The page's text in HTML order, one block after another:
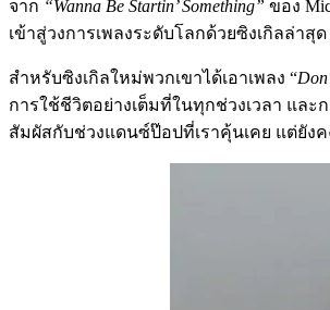
จาก “Wanna Be Startin’ Something” ของ
เข้าสู่วงการเพลงระดับโลกด้วยซิงเกิลล่าสุด
สำหรับซิงเกิลใหม่พวกเขาได้เอาเพลง “
การใช้ชีวิตอย่างเต็มที่ในทุกช่วงเวลา แล
สัมผัสกับช่วงแดนซ์ป๊อปที่เราคุ้นเคย แต่ยัง